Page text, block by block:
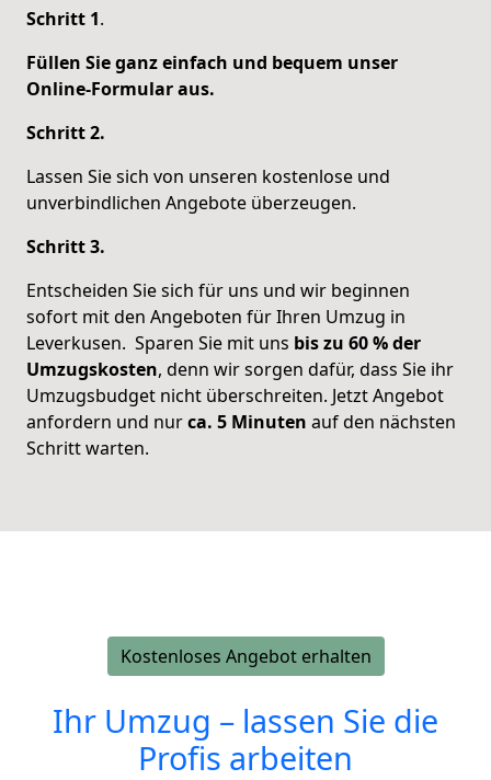
Schritt 1.
Füllen Sie ganz einfach und bequem unser
Online-Formular aus.
Schritt 2.
Lassen Sie sich von unseren kostenlose und
unverbindlichen Angebote überzeugen.
Schritt 3.
Entscheiden Sie sich für uns und wir beginnen
sofort mit den Angeboten für Ihren Umzug in
Leverkusen. Sparen Sie mit uns bis zu 60 % der
Umzugskosten, denn wir sorgen dafür, dass Sie ihr
Umzugsbudget nicht überschreiten. Jetzt Angebot
anfordern und nurca. 5 Minuten auf den nächsten
Schritt warten.
Kostenloses Angebot erhalten
Ihr Umzug – lassen Sie die
Profis arbeiten